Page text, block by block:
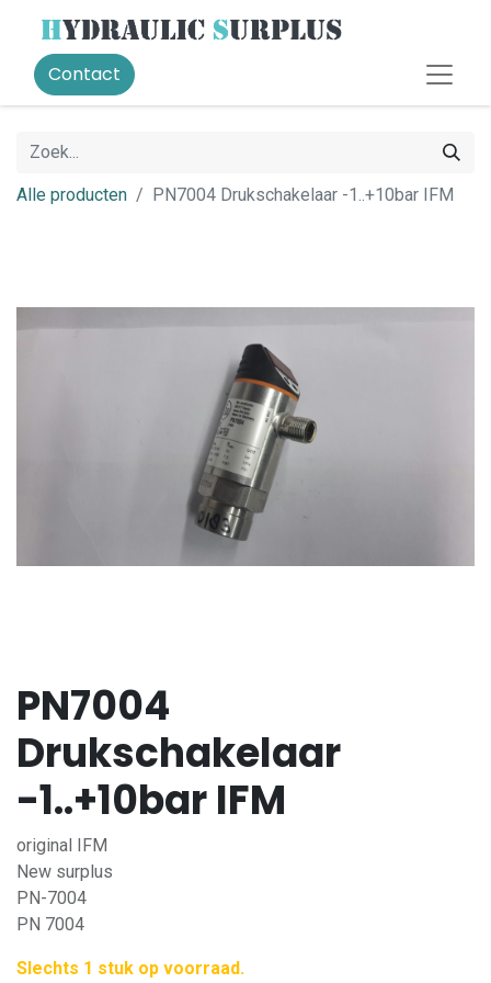
Contact
Alle producten PN7004 Drukschakelaar -1..+10bar IFM
PN7004
Drukschakelaar
-1..+10bar IFM
original IFM
New surplus
PN-7004
PN 7004
Slechts 1 stuk op voorraad.